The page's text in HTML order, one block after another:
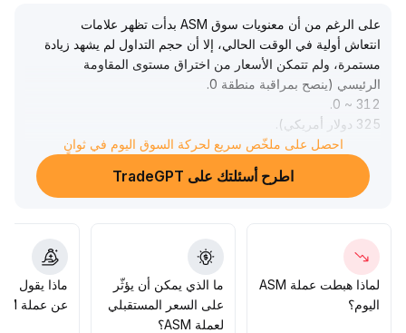
على الرغم من أن معنويات سوق ASM بدأت تظهر علامات
انتعاش أولية في الوقت الحالي، إلا أن حجم التداول لم يشهد زيادة
مستمرة، ولم تتمكن الأسعار من اختراق مستوى المقاومة
الرئيسي (ينصح بمراقبة منطقة 0
.
312 ~ 0
.
325 دولار أمريكي)
لا يزال ضعف السيولة واضحًا، كما أن ضعف عمق التداول سيزيد
من خطر التقلبات
إذا ضعفت الأخبار، قد يتضخم نطاق التراجع.
حجم التداول وعمق دفتر الطلبات عن كثب، لتجنب مخاطـر
التصحيح تحت ظروف الاختراق الكاذب
احصل على ملخّص سريع لحركة السوق اليوم في ثوانٍ
اطرح أسئلتك على TradeGPT
لماذا هبطت عملة ASM
اليوم؟
ما الذي يمكن أن يؤثّر
على السعر المستقبلي
لعملة ASM؟
ماذا يقول
عن عملة ASM؟